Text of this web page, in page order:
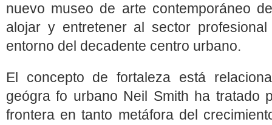
nuevo museo de arte contemporáneo
alojar y entretener al sector
entorno del decadente centro urbano.
El concepto de fortaleza está
geógra fo urbano Neil Smith ha tratado
frontera en tanto metáfora del